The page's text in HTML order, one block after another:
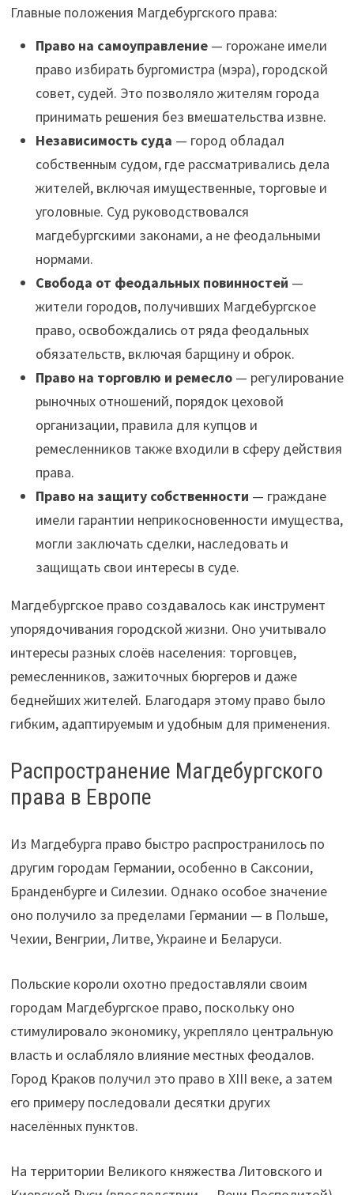
Главные положения Магдебургского права:
Право на самоуправление— горожане имели
право избирать бургомистра (мэра), городской
совет, судей. Это позволяло жителям города
принимать решения без вмешательства извне.
Независимость суда — город обладал
собственным судом, где рассматривались дела
жителей, включая имущественные, торговые и
уголовные. Суд руководствовался
магдебургскими законами, а не феодальными
нормами.
Свобода от феодальных повинностей —
жители городов, получивших Магдебургское
право, освобождались от ряда феодальных
обязательств, включая барщину и оброк.
Право на торговлю и ремесло— регулирование
рыночных отношений, порядок цеховой
организации, правила для купцов и
ремесленников также входили в сферу действия
права.
Право на защиту собственности — граждане
имели гарантии неприкосновенности имущества,
могли заключать сделки, наследовать и
защищать свои интересы в суде.
Магдебургское право создавалось как инструмент
упорядочивания городской жизни. Оно учитывало
интересы разных слоёв населения: торговцев,
ремесленников, зажиточных бюргеров и даже
беднейших жителей. Благодаря этому право было
гибким, адаптируемым и удобным для применения.
Распространение Магдебургского
права в Европе
Из Магдебурга право быстро распространилось по
другим городам Германии, особенно в Саксонии,
Бранденбурге и Силезии. Однако особое значение
оно получило за пределами Германии — в Польше,
Чехии, Венгрии, Литве, Украине и Беларуси.
Польские короли охотно предоставляли своим
городам Магдебургское право, поскольку оно
стимулировало экономику, укрепляло центральную
власть и ослабляло влияние местных феодалов.
Город Краков получил это право в XIII веке, а затем
его примеру последовали десятки других
населённых пунктов.
На территории Великого княжества Литовского и